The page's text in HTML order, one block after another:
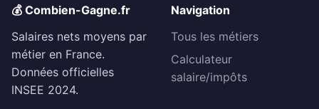
💰 Combien-Gagne.fr
Salaires nets moyens par
métier en France.
Données officielles
INSEE 2024.
Navigation
Tous les métiers
Calculateur
salaire/impôts